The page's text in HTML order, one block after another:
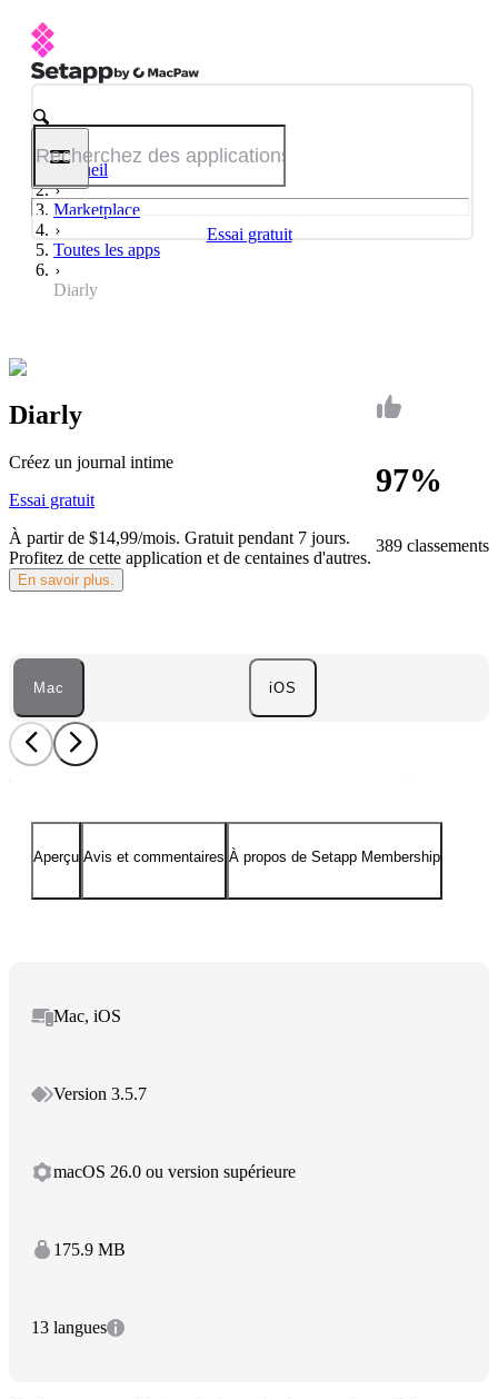
Essai gratuit
Accueil
Marketplace
Toutes les apps
Diarly
97%
389 classements
Diarly
Créez un journal intime
Essai gratuit
À partir de $14,99/mois. Gratuit pendant 7 jours.
Profitez de cette application et de centaines d'autres.
En savoir plus.
Mac iOS
Aperçu Avis et commentaires À propos de Setapp Membership
Mac, iOS
Version 3.5.7
macOS 26.0 ou version supérieure
175.9 MB
13 langues